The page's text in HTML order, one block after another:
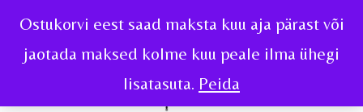
Ostukorvi eest saad maksta kuu aja pärast või
jaotada maksed kolme kuu peale ilma ühegi
lisatasuta. Peida